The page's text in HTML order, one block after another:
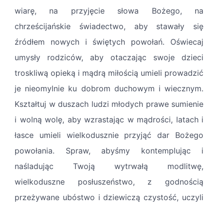
wiarę, na przyjęcie słowa Bożego, na
chrześcijańskie świadectwo, aby stawały się
źródłem nowych i świętych powołań. Oświecaj
umysły rodziców, aby otaczając swoje dzieci
troskliwą opieką i mądrą miłością umieli prowadzić
je nieomylnie ku dobrom duchowym i wiecznym.
Kształtuj w duszach ludzi młodych prawe sumienie
i wolną wolę, aby wzrastając w mądrości, latach i
łasce umieli wielkodusznie przyjąć dar Bożego
powołania. Spraw, abyśmy kontemplując i
naśladując Twoją wytrwałą modlitwę,
wielkoduszne posłuszeństwo, z godnością
przeżywane ubóstwo i dziewiczą czystość, uczyli